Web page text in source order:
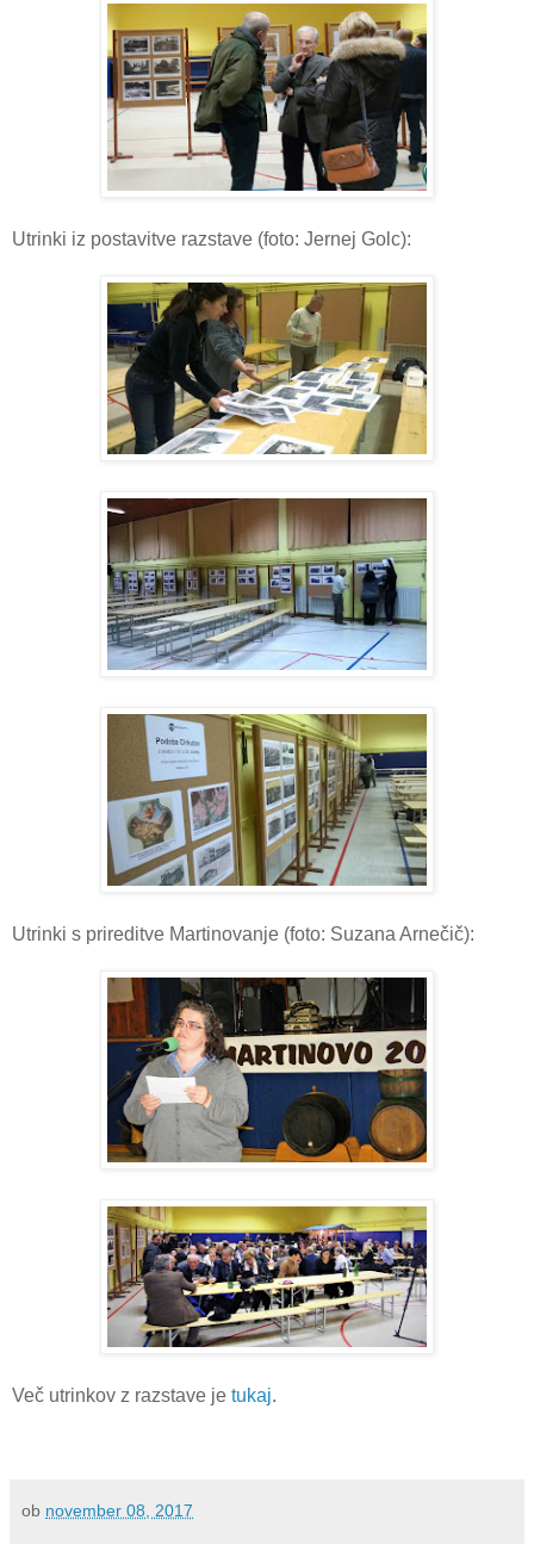
Utrinki iz postavitve razstave (foto: Jernej Golc):
Utrinki s prireditve Martinovanje (foto: Suzana Arnečič):
Več utrinkov z razstave je tukaj.
ob november 08, 2017